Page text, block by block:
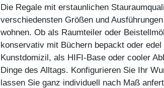
Die Regale mit erstaunlichen
verschiedensten Größen und
wohnen. Ob als Raumteiler oder
konservativ mit Büchern bepackt oder
Kunstdomizil, als HIFI-Base oder cooler
Dinge des Alltags. Konfigurieren Sie Ihr
lassen Sie ganz individuell nach Maß